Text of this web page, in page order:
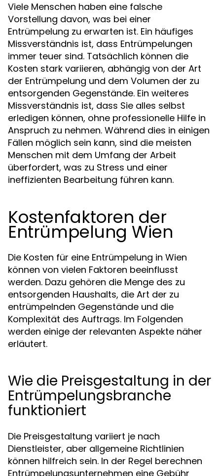
Viele Menschen haben eine falsche
Vorstellung davon, was bei einer
Entrümpelung zu erwarten ist. Ein häufiges
Missverständnis ist, dass Entrümpelungen
immer teuer sind. Tatsächlich können die
Kosten stark variieren, abhängig von der Art
der Entrümpelung und dem Volumen der zu
entsorgenden Gegenstände. Ein weiteres
Missverständnis ist, dass Sie alles selbst
erledigen können, ohne professionelle Hilfe in
Anspruch zu nehmen. Während dies in einigen
Fällen möglich sein kann, sind die meisten
Menschen mit dem Umfang der Arbeit
überfordert, was zu Stress und einer
ineffizienten Bearbeitung führen kann.
Kostenfaktoren der
Entrümpelung Wien
Die Kosten für eine Entrümpelung in Wien
können von vielen Faktoren beeinflusst
werden. Dazu gehören die Menge des zu
entsorgenden Haushalts, die Art der zu
entrümpelnden Gegenstände und die
Komplexität des Auftrags. Im Folgenden
werden einige der relevanten Aspekte näher
erläutert.
Wie die Preisgestaltung in der
Entrümpelungsbranche
funktioniert
Die Preisgestaltung variiert je nach
Dienstleister, aber allgemeine Richtlinien
können hilfreich sein. In der Regel berechnen
Entrümpelungsunternehmen eine Gebühr